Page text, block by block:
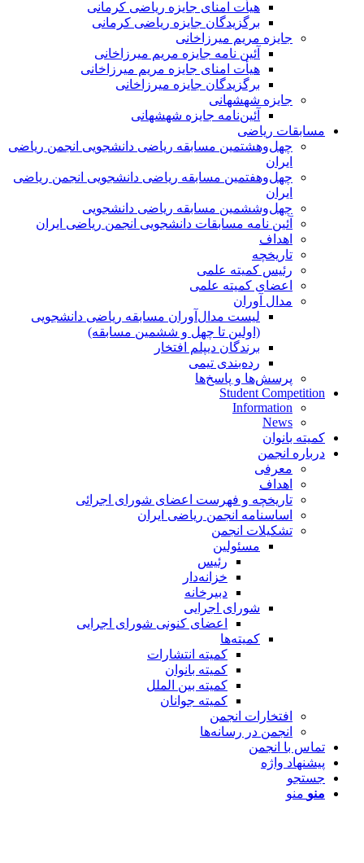
هیأت امنای جایزه ریاضی کرمانی
برگزیدگان جایزه ریاضی کرمانی
جایزه مریم میرزاخانی
آئین نامه جایزه مریم میرزاخانی
هیأت امنای جایزه مریم میرزاخانی
برگزیدگان جایزه میرزاخانی
جایزه شهشهانی
آئین‌نامه جایزه شهشهانی
مسابقات ریاضی
چهل‌و‌هشتمین مسابقه ریاضی دانشجویی انجمن ریاضی
ایران
چهل‌و‌هفتمین مسابقه ریاضی دانشجویی انجمن ریاضی
ایران
چهل‌و‌ششمین مسابقه ریاضی دانشجویی
آئین نامه مسابقات دانشجویی انجمن ریاضی ایران
اهداف
تاریخچه
رئیس کمیته علمی
اعضای کمیته علمی
مدال آوران
لیست مدال‌آوران مسابقه ریاضی دانشجویی
(اولین تا چهل‌ و ششمین مسابقه)
برندگان دیپلم افتخار
رده‌بندی تیمی
پرسش‌ها و پاسخ‌ها
Student Competition
Information
News
کمیته بانوان
درباره انجمن
معرفی
اهداف
تاریخچه و فهرست اعضای شورای اجرائی
اساسنامه انجمن ریاضی ایران
تشکیلات انجمن
مسئولین
رئیس
خزانه‌دار
دبیرخانه
شورای اجرایی
اعضای کنونی شورای اجرایی
کمیته‌ها
کمیته انتشارات
کمیته بانوان
کمیته بین الملل
کمیته جوانان
افتخارات انجمن
انجمن در رسانه‌ها
تماس با انجمن
پیشنهاد واژه
جستجو
منو منو